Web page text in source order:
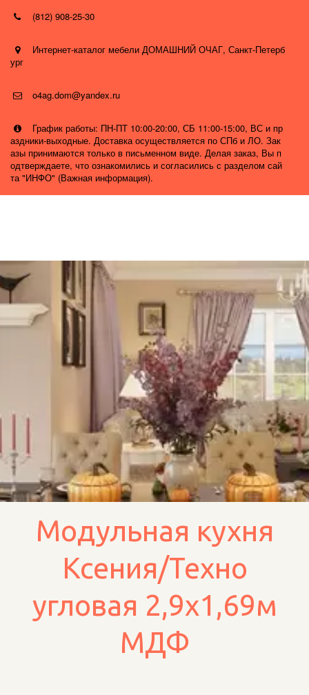
(812) 908-25-30
Интернет-каталог мебели ДОМАШНИЙ ОЧАГ, Санкт-Петерб
ург
o4ag.dom@yandex.ru
График работы: ПН-ПТ 10:00-20:00, СБ 11:00-15:00, ВС и пр
аздники-выходные. Доставка осуществляется по СПб и ЛО. Зак
азы принимаются только в письменном виде. Делая заказ, Вы п
одтверждаете, что ознакомились и согласились с разделом сай
та "ИНФО" (Важная информация).
Модульная кухня
Ксения/Техно
угловая 2,9х1,69м
МДФ